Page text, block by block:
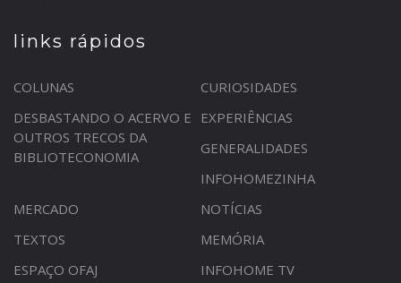
links rápidos
COLUNAS
CURIOSIDADES
DESBASTANDO O ACERVO E
OUTROS TRECOS DA
BIBLIOTECONOMIA
EXPERIÊNCIAS
GENERALIDADES
INFOHOMEZINHA
MERCADO
NOTÍCIAS
TEXTOS
MEMÓRIA
ESPAÇO OFAJ
INFOHOME TV